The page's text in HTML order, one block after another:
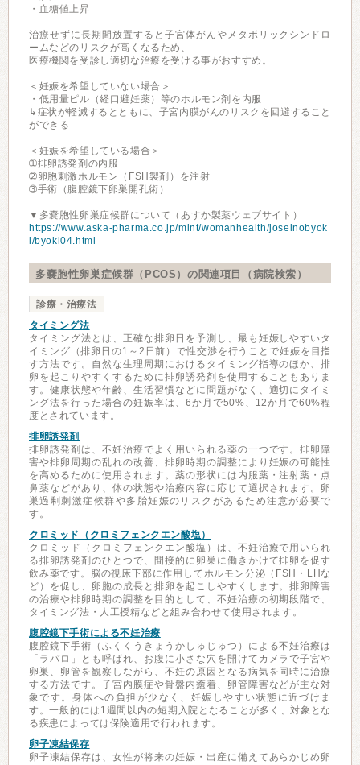
・血糖値上昇
治療せずに長期間放置すると子宮体がんやメタボリックシンドロ
ームなどのリスクが高くなるため、
医療機関を受診し適切な治療を受ける事がおすすめ。
＜妊娠を希望していない場合＞
・低用量ピル（経口避妊薬）等のホルモン剤を内服
↳症状が軽減するとともに、子宮内膜がんのリスクを回避すること
ができる
＜妊娠を希望している場合＞
➀排卵誘発剤の内服
➁卵胞刺激ホルモン（FSH製剤）を注射
➂手術（腹腔鏡下卵巣開孔術）
▼多嚢胞性卵巣症候群について（あすか製薬ウェブサイト）
https://www.aska-pharma.co.jp/mint/womanhealth/joseinobyok
i/byoki04.html
多嚢胞性卵巣症候群（PCOS）の関連項目（病院検索）
診療・治療法
タイミング法
タイミング法とは、正確な排卵日を予測し、最も妊娠しやすいタ
イミング（排卵日の1～2日前）で性交渉を行うことで妊娠を目指
す方法です。自然な生理周期におけるタイミング指導のほか、排
卵を起こりやすくするために排卵誘発剤を使用することもありま
す。健康状態や年齢、生活習慣などに問題がなく、適切にタイミ
ング法を行った場合の妊娠率は、6か月で50%、12か月で60%程
度とされています。
排卵誘発剤
排卵誘発剤は、不妊治療でよく用いられる薬の一つです。排卵障
害や排卵周期の乱れの改善、排卵時期の調整により妊娠の可能性
を高めるために使用されます。薬の形状には内服薬・注射薬・点
鼻薬などがあり、体の状態や治療内容に応じて選択されます。卵
巣過剰刺激症候群や多胎妊娠のリスクがあるため注意が必要で
す。
クロミッド（クロミフェンクエン酸塩）
クロミッド（クロミフェンクエン酸塩）は、不妊治療で用いられ
る排卵誘発剤のひとつで、間接的に卵巣に働きかけて排卵を促す
飲み薬です。脳の視床下部に作用してホルモン分泌（FSH・LHな
ど）を促し、卵胞の成長と排卵を起こしやすくします。排卵障害
の治療や排卵時期の調整を目的として、不妊治療の初期段階で、
タイミング法・人工授精などと組み合わせて使用されます。
腹腔鏡下手術による不妊治療
腹腔鏡下手術（ふくくうきょうかしゅじゅつ）による不妊治療は
「ラパロ」とも呼ばれ、お腹に小さな穴を開けてカメラで子宮や
卵巣、卵管を観察しながら、不妊の原因となる病気を同時に治療
する方法です。子宮内膜症や骨盤内癒着、卵管障害などが主な対
象です。身体への負担が少なく、妊娠しやすい状態に近づけま
す。一般的には1週間以内の短期入院となることが多く、対象とな
る疾患によっては保険適用で行われます。
卵子凍結保存
卵子凍結保存は、女性が将来の妊娠・出産に備えてあらかじめ卵